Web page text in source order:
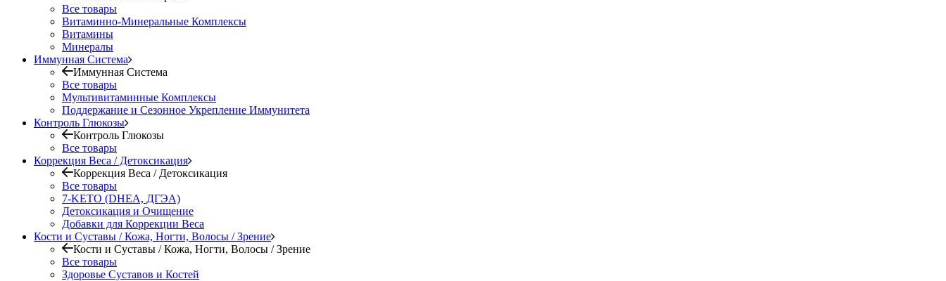
Все товары
Витаминно-Минеральные Комплексы
Витамины
Минералы
Иммунная Система
Иммунная Система
Все товары
Мультивитаминные Комплексы
Поддержание и Сезонное Укрепление Иммунитета
Контроль Глюкозы
Контроль Глюкозы
Все товары
Коррекция Веса / Детоксикация
Коррекция Веса / Детоксикация
Все товары
7-KETO (DHEA, ДГЭА)
Детоксикация и Очищение
Добавки для Коррекции Веса
Кости и Суставы / Кожа, Ногти, Волосы / Зрение
Кости и Суставы / Кожа, Ногти, Волосы / Зрение
Все товары
Здоровье Суставов и Костей